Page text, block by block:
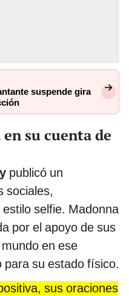
suspende gira
su cuenta de
publicó un
sociales,
selfie. Madonna
por el apoyo de sus
en ese
su estado físico.
sus oraciones